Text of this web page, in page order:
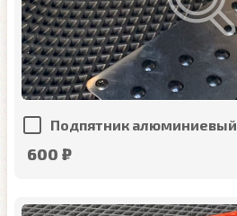
Подпятник алюминиевый
600 ₽